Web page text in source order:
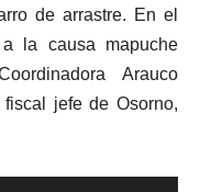
de arrastre. En el
la causa mapuche
Arauco
jefe de Osorno,